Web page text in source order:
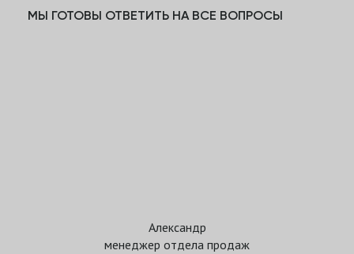
МЫ ГОТОВЫ ОТВЕТИТЬ НА ВСЕ ВОПРОСЫ
Александр
менеджер отдела продаж